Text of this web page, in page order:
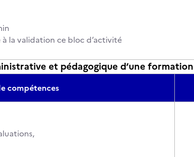
à la validation ce bloc d’activité
et pédagogique d’une formation
compétences